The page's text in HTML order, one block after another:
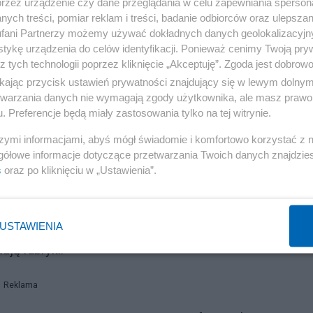
środka polegającego na złamaniu najbardziej
obrona, ale uległość wobec zła. To czysta
— i nie ma znaczenia jakiego, bo każde to
i lepsi?
ukryty: poborowy płaci ukryty podatek w postaci lat
niż normalne finansowanie armii rynkowej.
żołnierzy, którzy chcą tam być, a nie młodych
bo ludzie robią to, w czym są najbardziej
fabryki.
Reklama
treści, pomiar reklam i treści, badanie odbiorców oraz
Partnerzy możemy używać dokładnych danych
urządzenia do celów identyfikacji. Ponieważ cenimy Twoją
tych technologii poprzez kliknięcie „Akceptuję”. Zgoda jest
przycisk ustawień prywatności znajdujący się w lewym
danych nie wymagają zgody użytkownika, ale masz
Preferencje będą miały zastosowania tylko na tej witrynie.
informacjami, abyś mógł świadomie i komfortowo korzystać z
informacje dotyczące przetwarzania Twoich danych
oraz po kliknięciu w „Ustawienia”.
USTAWIENIA